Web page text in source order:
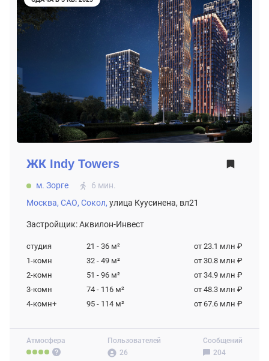
Атмосфера
Пользователей
26
Сообщений
204
ЖК Indy Towers
м. Зорге
6 мин.
Москва, САО, Сокол, улица Куусинена, вл21
Застройщик: Аквилон-Инвест
студия 21 - 36 м²
от 23.1 млн ₽
1-комн
32 - 49 м²
от 30.8 млн ₽
2-комн
51 - 96 м²
от 34.9 млн ₽
3-комн
74 - 116 м²
от 48.3 млн ₽
4-комн+
95 - 114 м² от 67.6 млн ₽